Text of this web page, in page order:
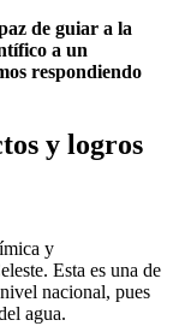
de guiar a la
a un
respondiendo
y logros
y
Esta es una de
nacional, pues
agua.